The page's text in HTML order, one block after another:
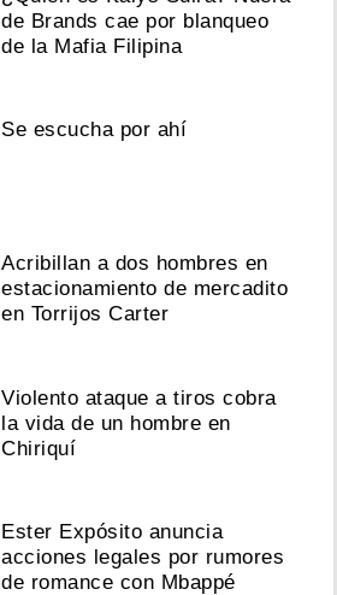
de Brands cae por blanqueo
de la Mafia Filipina
Se escucha por ahí
Acribillan a dos hombres en
estacionamiento de mercadito
en Torrijos Carter
Violento ataque a tiros cobra
la vida de un hombre en
Chiriquí
Ester Expósito anuncia
acciones legales por rumores
de romance con Mbappé